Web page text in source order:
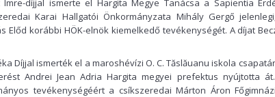
Imre-díjjal ismerte el Hargita Megye Tanácsa a Sapientia
Karai Hallgatói Önkormányzata Mihály Gergő
Előd korábbi HÖK-elnök kiemelkedő tevékenységét. A díjat
Díjjal ismerték el a maroshévízi O. C. Tăslăuanu iskola
Andrei Jean Adria Hargita megyei prefektus nyújtotta
tevékenységéért a csíkszeredai Márton Áron